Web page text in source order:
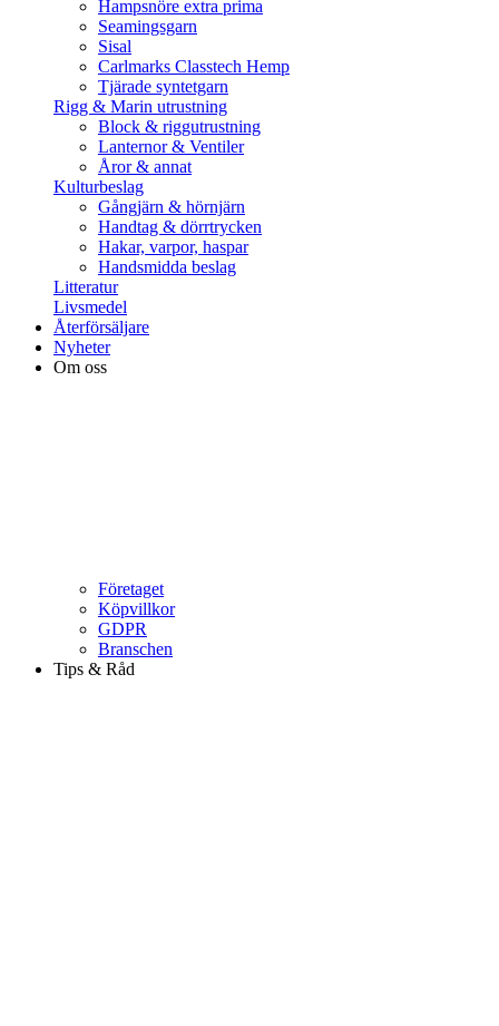
Hampsnöre extra prima
Seamingsgarn
Sisal
Carlmarks Classtech Hemp
Tjärade syntetgarn
Rigg & Marin utrustning
Block & riggutrustning
Lanternor & Ventiler
Åror & annat
Kulturbeslag
Gångjärn & hörnjärn
Handtag & dörrtrycken
Hakar, varpor, haspar
Handsmidda beslag
Litteratur
Livsmedel
Återförsäljare
Nyheter
Om oss
Företaget
Köpvillkor
GDPR
Branschen
Tips & Råd